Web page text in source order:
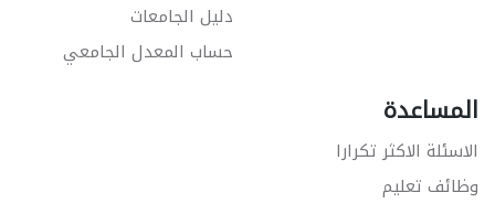
دليل الجامعات
حساب المعدل الجامعي
المساعدة
الاسئلة الاكثر تكرارا
وظائف تعليم